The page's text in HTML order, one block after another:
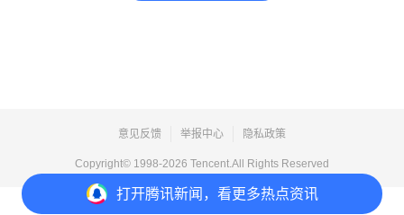
打开腾讯新闻，看更多热点资讯
意见反馈 举报中心 隐私政策
Copyright© 1998-2026 Tencent.All Rights Reserved